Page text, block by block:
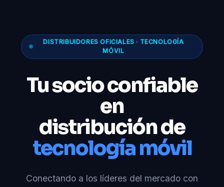
DISTRIBUIDORES OFICIALES · TECNOLOGÍA
MÓVIL
Tu socio confiable
en
distribución de
tecnología móvil
Conectando a los líderes del mercado con